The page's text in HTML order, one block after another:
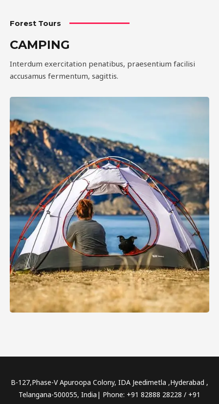
Forest Tours
CAMPING
Interdum exercitation penatibus, praesentium facilisi
accusamus fermentum, sagittis.
B-127,Phase-V Apuroopa Colony, IDA Jeedimetla ,Hyderabad ,
Telangana-500055, India| Phone: +91 82888 28228 / +91